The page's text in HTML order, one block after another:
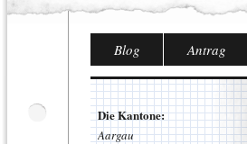
Blog Antrag
Die Kantone:
Aargau